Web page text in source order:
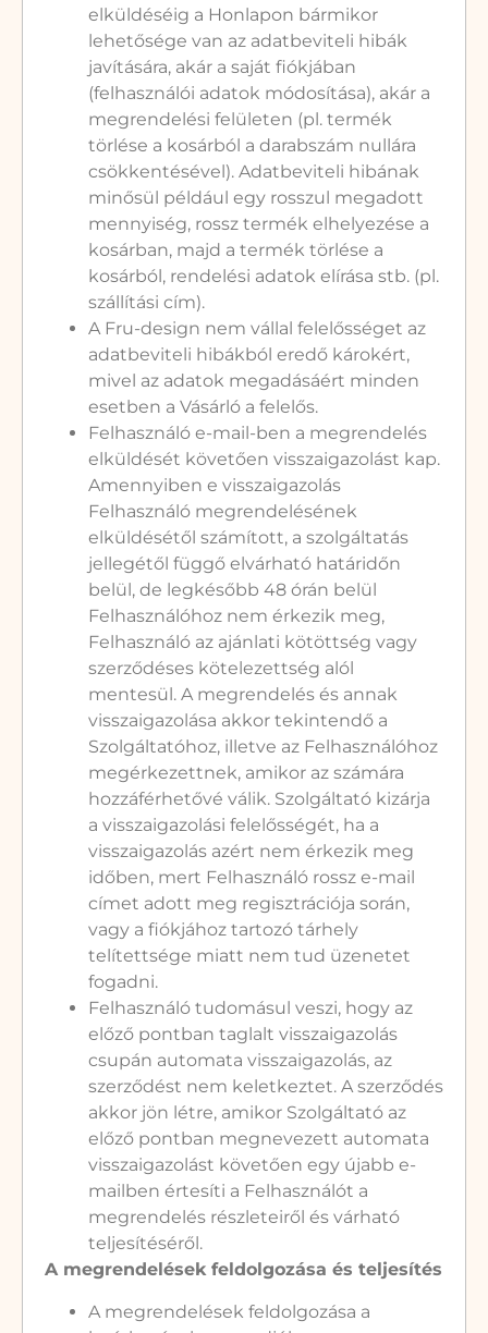
elküldéséig a Honlapon bármikor
lehetősége van az adatbeviteli hibák
javítására, akár a saját fiókjában
(felhasználói adatok módosítása), akár a
megrendelési felületen (pl. termék
törlése a kosárból a darabszám nullára
csökkentésével). Adatbeviteli hibának
minősül például egy rosszul megadott
mennyiség, rossz termék elhelyezése a
kosárban, majd a termék törlése a
kosárból, rendelési adatok elírása stb. (pl.
szállítási cím).
A Fru-design nem vállal felelősséget az
adatbeviteli hibákból eredő károkért,
mivel az adatok megadásáért minden
esetben a Vásárló a felelős.
Felhasználó e-mail-ben a megrendelés
elküldését követően visszaigazolást kap.
Amennyiben e visszaigazolás
Felhasználó megrendelésének
elküldésétől számított, a szolgáltatás
jellegétől függő elvárható határidőn
belül, de legkésőbb 48 órán belül
Felhasználóhoz nem érkezik meg,
Felhasználó az ajánlati kötöttség vagy
szerződéses kötelezettség alól
mentesül. A megrendelés és annak
visszaigazolása akkor tekintendő a
Szolgáltatóhoz, illetve az Felhasználóhoz
megérkezettnek, amikor az számára
hozzáférhetővé válik. Szolgáltató kizárja
a visszaigazolási felelősségét, ha a
visszaigazolás azért nem érkezik meg
időben, mert Felhasználó rossz e-mail
címet adott meg regisztrációja során,
vagy a fiókjához tartozó tárhely
telítettsége miatt nem tud üzenetet
fogadni.
Felhasználó tudomásul veszi, hogy az
előző pontban taglalt visszaigazolás
csupán automata visszaigazolás, az
szerződést nem keletkeztet. A szerződés
akkor jön létre, amikor Szolgáltató az
előző pontban megnevezett automata
visszaigazolást követően egy újabb e-
mailben értesíti a Felhasználót a
megrendelés részleteiről és várható
teljesítéséről.
A megrendelések feldolgozása és teljesítés
A megrendelések feldolgozása a